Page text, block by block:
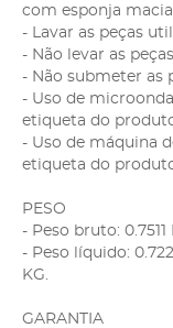
com esponja
- Lavar as peças
- Não levar as
- Não submeter as
- Uso de
etiqueta do
- Uso de máquina
etiqueta do
PESO
- Peso bruto: 0.7511
- Peso líquido: 0.722
KG.
GARANTIA